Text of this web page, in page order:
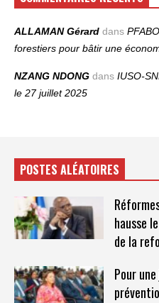
ALLAMAN Gérard dans
forestiers pour bâtir une
NZANG NDONG dans
le 27 juillet 2025
POSTES ALÉATOIRES
hausse
de la
Pour